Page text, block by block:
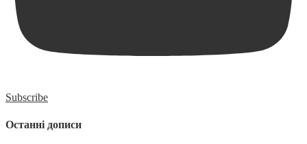
Subscribe
Останні дописи